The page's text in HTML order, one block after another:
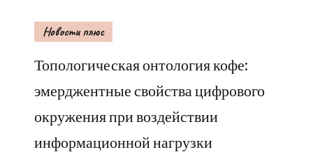
Новости плюс
Топологическая онтология кофе:
эмерджентные свойства цифрового
окружения при воздействии
информационной нагрузки